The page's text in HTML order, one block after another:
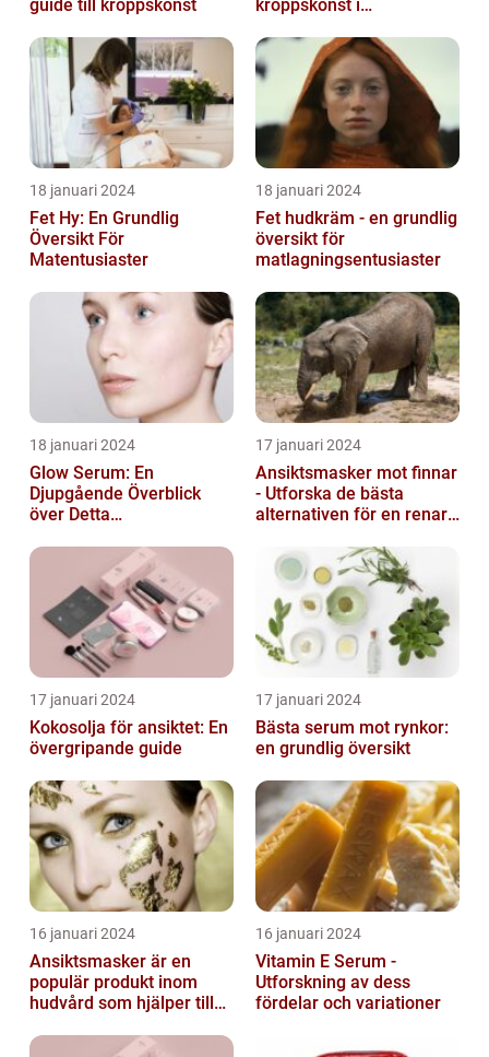
guide till kroppskonst
kroppskonst i
18 januari 2024
Fet Hy: En Grundlig
Översikt För
Matentusiaster
18 januari 2024
Fet hudkräm - en grundlig
översikt för
matlagningsentusiaster
18 januari 2024
Glow Serum: En
Djupgående Överblick
över Detta
17 januari 2024
Ansiktsmasker mot finnar
- Utforska de bästa
alternativen för en renare
17 januari 2024
Kokosolja för ansiktet: En
övergripande guide
17 januari 2024
Bästa serum mot rynkor:
en grundlig översikt
16 januari 2024
Ansiktsmasker är en
populär produkt inom
hudvård som hjälper till
näring åt hud...
16 januari 2024
Vitamin E Serum -
Utforskning av dess
fördelar och variationer